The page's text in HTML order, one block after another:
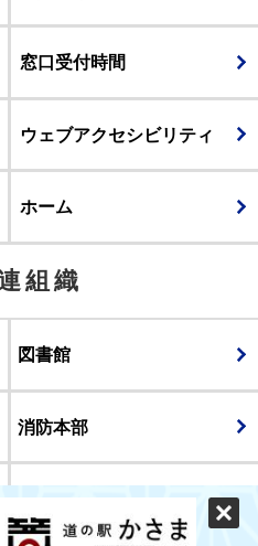
窓口受付時間
ウェブアクセシビリティ
ホーム
組織
図書館
消防本部